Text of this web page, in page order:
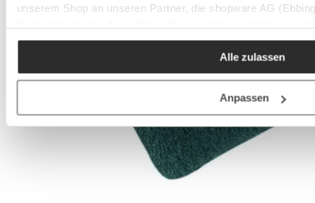
unserem Shop an unseren Partner, die shopware AG
Zwecken (z.B. Produktverbesserungen,
Alle zulassen
Anpassen